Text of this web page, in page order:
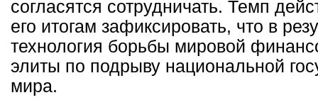
согласятся сотрудничать. Темп
его итогам зафиксировать, что в
технология борьбы мировой
элиты по подрыву национальной
мира.